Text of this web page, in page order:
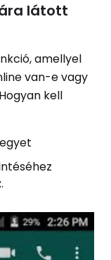
látott
amellyel
van-e vagy
kell
.